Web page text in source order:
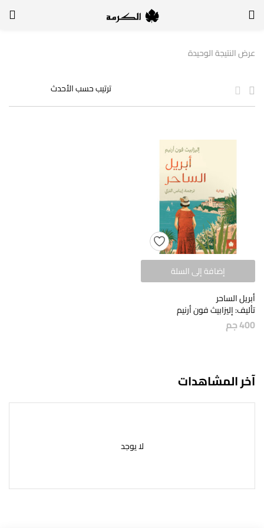
لتسجيل الدخول, أدخل اسم المستخدم وكلمة السر
تذكر بياناتي
لا أذكر كلمة السر
عرض النتيجة الوحيدة
إضافة إلى السلة
أبريل الساحر
تأليف: إليزابيث فون أرنيم
400جم
آخر المشاهدات
لا يوجد